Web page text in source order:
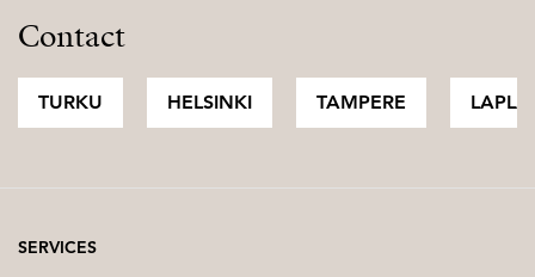
Contact
TURKU HELSINKI TAMPERE
SERVICES